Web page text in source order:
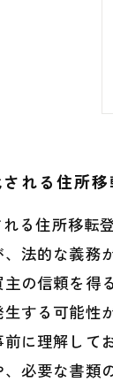
れる住所
れる住所移
法的な義務
の信頼を得
生する可能
に理解して
必要な書類